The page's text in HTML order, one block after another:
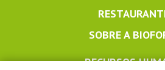
SOBRE A
RECURSOS